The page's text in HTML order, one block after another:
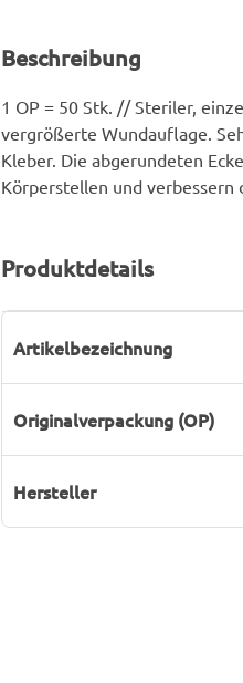
Beschreibung
1 OP = 50 Stk. // Steriler,
vergrößerte Wundauflage.
Kleber. Die abgerundeten
Körperstellen und verbessern
Produktdetails
Artikelbezeichnung
Originalverpackung (OP)
Hersteller